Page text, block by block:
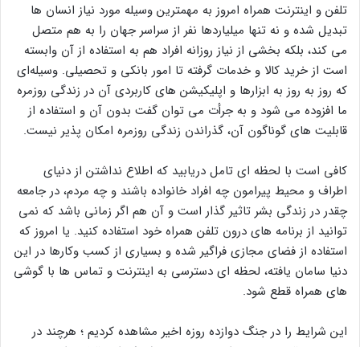
تلفن و اینترنت همراه امروز به مهمترین وسیله مورد نیاز انسان ها
تبدیل شده و نه تنها میلیاردها نفر از سراسر جهان را به هم متصل
می کند، بلکه بخشی از نیاز روزانه افراد هم به استفاده از آن وابسته
است از خرید کالا و خدمات گرفته تا امور بانکی و تحصیلی. وسیله‌ای
که روز به روز به ابزارها و اپلیکیشن های کاربردی آن در زندگی روزمره
ما افزوده می شود و به جرأت می توان گفت بدون آن و استفاده از
قابلیت های گوناگون آن، گذراندن زندگی روزمره امکان پذیر نیست.
کافی است با لحظه ای تامل دریابید که اطلاع نداشتن از دنیای
اطراف و محیط پیرامون چه افراد خانواده باشند و چه مردم، در جامعه
چقدر در زندگی بشر تاثیر گذار است و آن هم اگر زمانی باشد که نمی
توانید از برنامه های درون تلفن همراه خود استفاده کنید. یا امروز که
استفاده از فضای مجازی فراگیر شده و بسیاری از کسب وکارها در این
دنیا سامان یافته، لحظه ای دسترسی به اینترنت و تماس ها با گوشی
های همراه قطع شود.
این شرایط را در جنگ دوازده روزه اخیر مشاهده کردیم ؛ هرچند در